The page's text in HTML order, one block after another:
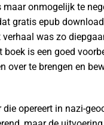
onmogelijk te
gratis epub
was zo
is een goed
over te brengen en
opereert in nazi-